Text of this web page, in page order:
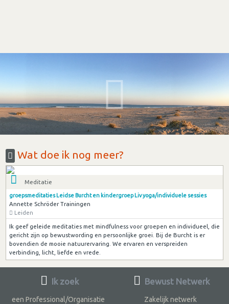
Wat doe ik nog meer?
Meditatie
groepsmeditaties Leidse Burcht en kindergroep Liv yoga/individuele sessies
Annette Schröder Trainingen
Leiden
Ik geef geleide meditaties met mindfulness voor groepen en individueel, die
gericht zijn op bewustwording en persoonlijke groei. Bij de Burcht is er
bovendien de mooie natuurervaring. We ervaren en verspreiden
verbinding, licht, liefde en vrede.
Ik zoek
een Professional/Organisatie
Bewust Netwerk
Zakelijk netwerk